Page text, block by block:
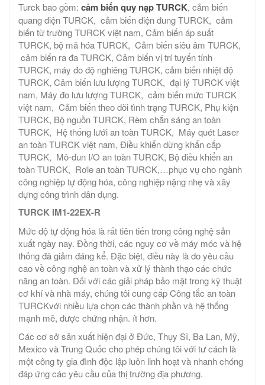
Turck bao gồm: cảm biến quy nạp TURCK, cảm biến
quang điện TURCK, cảm biến điện dung TURCK, cảm
biến từ trường TURCK việt nam, Cảm biến áp suất
TURCK, bộ mã hóa TURCK, Cảm biến siêu âm TURCK,
cảm biến ra đa TURCK, Cảm biến vị trí tuyến tính
TURCK, máy đo độ nghiêng TURCK, cảm biến nhiệt độ
TURCK, Cảm biến lưu lượng TURCK, đại lý TURCK việt
nam, Máy đo lưu lượng TURCK, cảm biến mức TURCK
việt nam, Cảm biến theo dõi tình trạng TURCK, Phụ kiện
TURCK, Bộ nguồn TURCK, Rèm chắn sáng an toàn
TURCK, Hệ thống lưới an toàn TURCK, Máy quét Laser
an toàn TURCK việt nam, Điều khiển dừng khẩn cấp
TURCK, Mô-đun I/O an toàn TURCK, Bộ điều khiển an
toàn TURCK, Rơle an toàn TURCK,…phục vụ cho ngành
công nghiệp tự động hóa, công nghiệp nặng nhẹ và xây
dựng công trình dân dụng.
TURCK IM1-22EX-R
Mức độ tự động hóa là rất tiên tiến trong công nghệ sản
xuất ngày nay. Đồng thời, các nguy cơ về máy móc và hệ
thống đã giảm đáng kể. Đặc biệt, điều này là do yêu cầu
cao về công nghệ an toàn và xử lý thành thạo các chức
năng an toàn. Đối với các giải pháp bảo mật trong kỹ thuật
cơ khí và nhà máy, chúng tôi cung cấp Công tắc an toàn
TURCKvới nhiều lựa chọn các thành phần và hệ thống
mạnh mẽ, được chứng nhận. ít hơn.
Các cơ sở sản xuất hiện đại ở Đức, Thụy Sĩ, Ba Lan, Mỹ,
Mexico và Trung Quốc cho phép chúng tôi với tư cách là
một công ty gia đình độc lập luôn linh hoạt và nhanh chóng
đáp ứng các yêu cầu của thị trường địa phương.